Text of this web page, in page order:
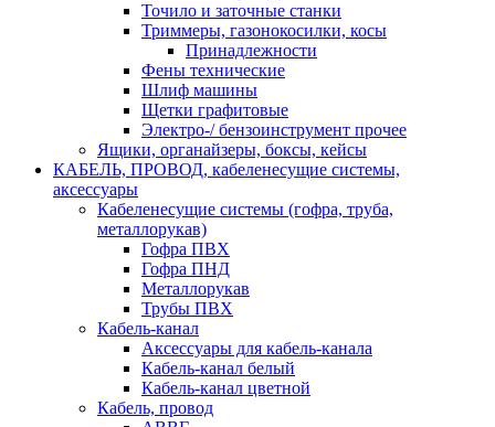
Точило и заточные станки
Триммеры, газонокосилки, косы
Принадлежности
Фены технические
Шлиф машины
Щетки графитовые
Электро-/ бензоинструмент прочее
Ящики, органайзеры, боксы, кейсы
КАБЕЛЬ, ПРОВОД, кабеленесущие системы,
аксессуары
Кабеленесущие системы (гофра, труба,
металлорукав)
Гофра ПВХ
Гофра ПНД
Металлорукав
Трубы ПВХ
Кабель-канал
Аксессуары для кабель-канала
Кабель-канал белый
Кабель-канал цветной
Кабель, провод